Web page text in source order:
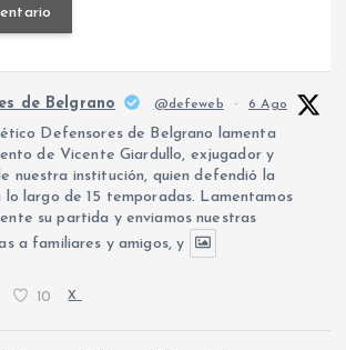
de Belgrano @defeweb · 6 Ago
Defensores de Belgrano lamenta
de Vicente Giardullo, exjugador y
nuestra institución, quien defendió la
lo largo de 15 temporadas. Lamentamos
su partida y enviamos nuestras
a familiares y amigos, y
10 X